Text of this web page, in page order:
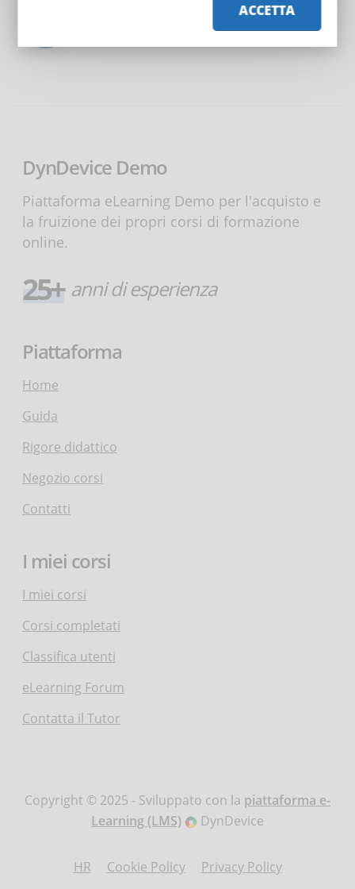
info@dyndevice.com
DynDevice Demo
Piattaforma eLearning Demo per l'acquisto e
la fruizione dei propri corsi di formazione
online.
25+ anni di esperienza
Piattaforma
Home
Guida
Rigore didattico
Negozio corsi
Contatti
I miei corsi
I miei corsi
Corsi completati
Classifica utenti
eLearning Forum
Contatta il Tutor
Copyright © 2025 - Sviluppato con la piattaforma e-
Learning (LMS)
DynDevice
HR Cookie Policy Privacy Policy
ACCETTA